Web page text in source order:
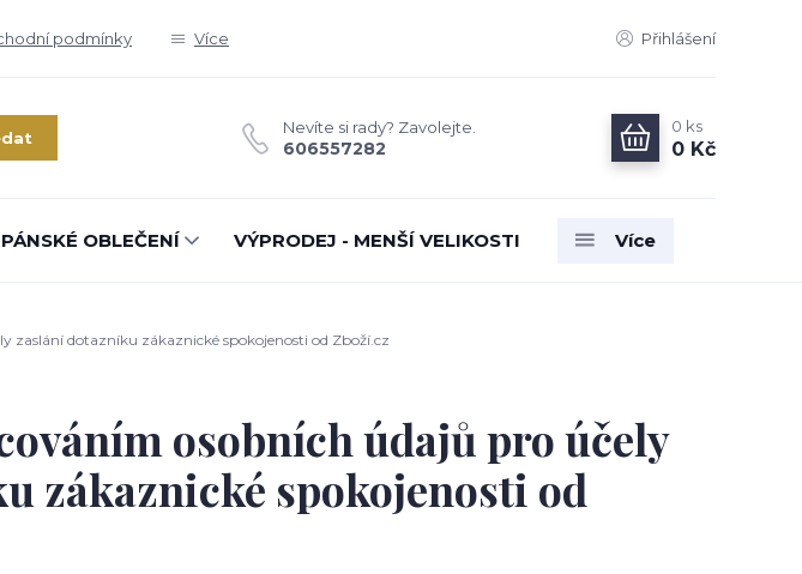
podmínky Více Přihlášení
Nevíte si rady? Zavolejte.
606557282
0 ks
0 Kč
PÁNSKÉ OBLEČENÍ VÝPRODEJ - MENŠÍ VELIKOSTI Více
zaslání dotazníku zákaznické spokojenosti od Zboží.cz
osobních údajů pro účely
zákaznické spokojenosti od